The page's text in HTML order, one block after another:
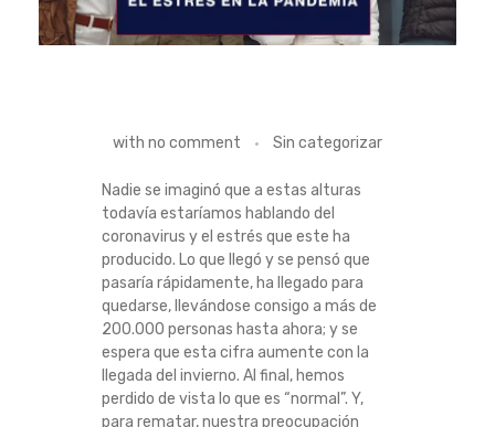
Dr Duany
with no comment Sin categorizar
Nadie se imaginó que a estas alturas
todavía estaríamos hablando del
coronavirus y el estrés que este ha
producido. Lo que llegó y se pensó que
pasaría rápidamente, ha llegado para
quedarse, llevándose consigo a más de
200.000 personas hasta ahora; y se
espera que esta cifra aumente con la
llegada del invierno. Al final, hemos
perdido de vista lo que es “normal”. Y,
para rematar, nuestra preocupación